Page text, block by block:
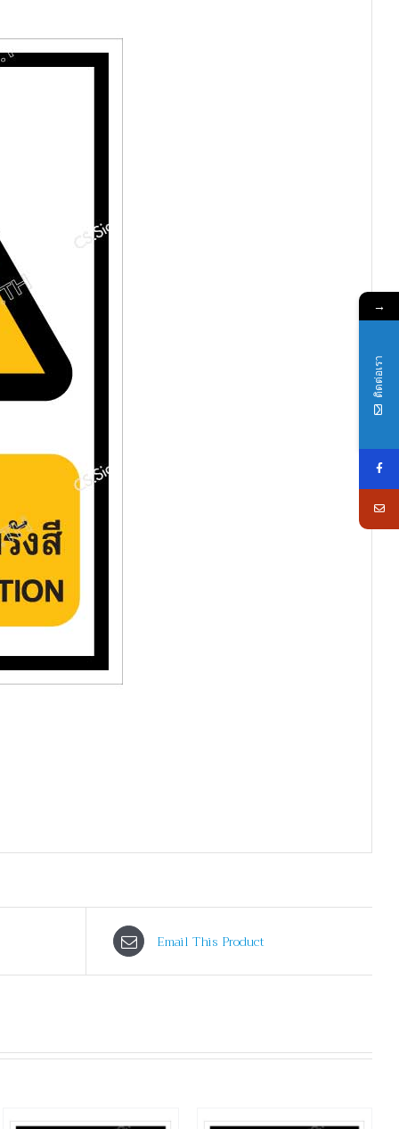
Email This Product
→
ติดต่อเรา